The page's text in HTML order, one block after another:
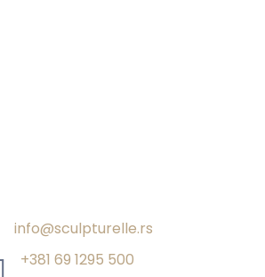
info@sculpturelle.rs
+381 69 1295 500